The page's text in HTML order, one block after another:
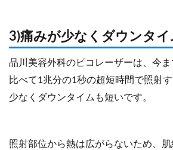
3)痛みが少なくダウンタ
品川美容外科のピコレーザーは、今
比べて1兆分の1秒の超短時間で照射
少なくダウンタイムも短いです。
照射部位から熱は広がらないため、